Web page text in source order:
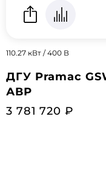
110.27 кВт / 400 В
ДГУ Pramac
АВР
3 781 720 ₽